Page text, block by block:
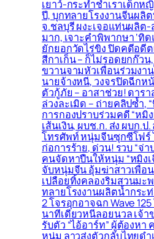
เยาว์-กระทำชำเราเด็กห
ปี, บุกทลายโรงงานจีนผลิ
จ.ชลบุรี ผงะเจอแท่นผลิต
มาก, เจาะคำพิพากษา ‘ทิด
ยักยอกวัดไร่ขิง ปิดคดีอดี
สีกาเก็น – ก็ไม่รอดยกก๊วน
ขวานจามหัวเพื่อนร่วมงา
นายจ้างหนี, วงจรปิดฉีกห
ตัวกู้ภัย – อาสาช่วย! ดารา
ล่วงละเมิด – ถ่ายคลิปซ้ำ,
การกองปราบร่วมคดี “หมิ
เส้นเงิน, ผบช.ก. ส่ง ผบก.ป
โทรศัพท์ หนุ่มจีนซุกซีโฟร์
ก่อการร้าย, ด่วน! รวบ “จ่า
คนจัดหาปืนให้หนุ่ม “หมิง
จับหนุ่มจีน อุ้มฆ่าสาวเพื่อ
เปลือยทิ้งคลองริมสวนมะ
ทลายโรงงานผลิตน้ำกระ
2 โจรอุกอาจฉก Wave
นาทีเดียวหนีลอยนวล เจ้า
รับตัว “ไอ้อาร์ท” ผู้ต้องห
หนุ่ม ลาวส่งตัวกลับไทยดำ